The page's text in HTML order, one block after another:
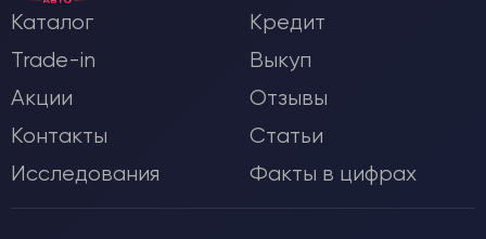
Каталог
Кредит
Trade-in
Выкуп
Акции
Отзывы
Контакты
Статьи
Исследования
Факты в цифрах